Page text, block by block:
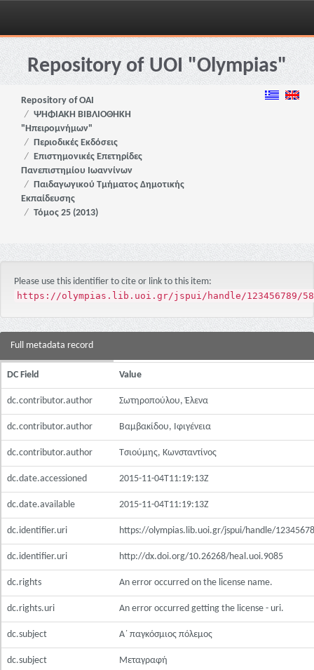
Skip
navigationRepository of UOI "Olympias"
Repository of OAI
ΨΗΦΙΑΚΗ ΒΙΒΛΙΟΘΗΚΗ
"Ηπειρομνήμων"
Περιοδικές Εκδόσεις
Επιστημονικές Επετηρίδες
Πανεπιστημίου Ιωαννίνων
Παιδαγωγικού Τμήματος Δημοτικής
Εκπαίδευσης
Τόμος 25 (2013)
Please use this identifier to cite or link to this item:
https://olympias.lib.uoi.gr/jspui/handle/123456789/
Full metadata record
DC Field Value
dc.contributor.author Σωτηροπούλου, Έλενα
dc.contributor.author Βαμβακίδου, Ιφιγένεια
dc.contributor.author Τσιούμης, Κωνσταντίνος
dc.date.accessioned 2015-11-04T11:19:13Z
dc.date.available 2015-11-04T11:19:13Z
dc.identifier.uri https://olympias.lib.uoi.gr/jspui/handle/
dc.identifier.uri http://dx.doi.org/10.26268/heal.uoi.9085
dc.rights An error occurred on the license name.
dc.rights.uri An error occurred getting the license - uri.
dc.subject Α΄ παγκόσμιος πόλεμος
dc.subject Μεταγραφή